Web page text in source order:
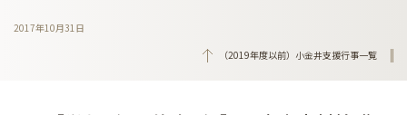
2017年10月31日
（2019年度以前）小金井支援行事一覧